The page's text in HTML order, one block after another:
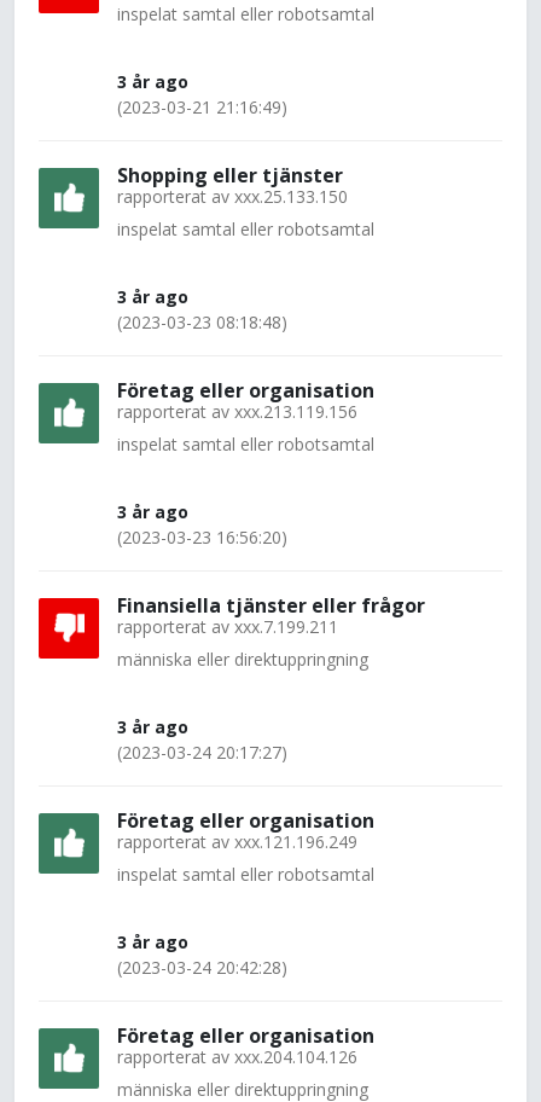
inspelat samtal eller robotsamtal
3 år ago
(2023-03-21 21:16:49)
Shopping eller tjänster
rapporterat av xxx.25.133.150
inspelat samtal eller robotsamtal
3 år ago
(2023-03-23 08:18:48)
Företag eller organisation
rapporterat av xxx.213.119.156
inspelat samtal eller robotsamtal
3 år ago
(2023-03-23 16:56:20)
Finansiella tjänster eller frågor
rapporterat av xxx.7.199.211
människa eller direktuppringning
3 år ago
(2023-03-24 20:17:27)
Företag eller organisation
rapporterat av xxx.121.196.249
inspelat samtal eller robotsamtal
3 år ago
(2023-03-24 20:42:28)
Företag eller organisation
rapporterat av xxx.204.104.126
människa eller direktuppringning